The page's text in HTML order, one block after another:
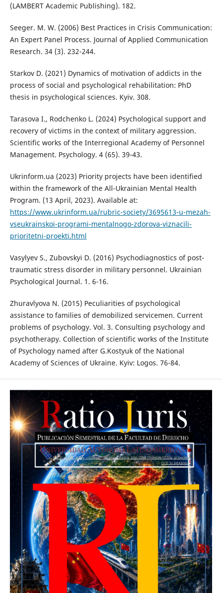
(LAMBERT Academic Publishing). 182.
Seeger. M. W. (2006) Best Practices in Crisis Communication:
An Expert Panel Process. Journal of Applied Communication
Research. 34 (3). 232-244.
Starkov D. (2021) Dynamics of motivation of addicts in the
process of social and psychological rehabilitation: PhD
thesis in psychological sciences. Kyiv. 308.
Tarasova I., Rodchenko L. (2024) Psychological support and
recovery of victims in the context of military aggression.
Scientific works of the Interregional Academy of Personnel
Management. Psychology. 4 (65). 39-43.
Ukrinform.ua (2023) Priority projects have been identified
within the framework of the All-Ukrainian Mental Health
Program. (13 April, 2023). Available at:
https://www.ukrinform.ua/rubric-society/3695613-u-mezah-
vseukrainskoi-programi-mentalnogo-zdorova-viznacili-
prioritetni-proekti.html
Vasylyev S., Zubovskyi D. (2016) Psychodiagnostics of post-
traumatic stress disorder in military personnel. Ukrainian
Psychological Journal. 1. 6-16.
Zhuravlyova N. (2015) Peculiarities of psychological
assistance to families of demobilized servicemen. Current
problems of psychology. Vol. 3. Consulting psychology and
psychotherapy. Collection of scientific works of the Institute
of Psychology named after G.Kostyuk of the National
Academy of Sciences of Ukraine. Kyiv: Logos. 76-84.